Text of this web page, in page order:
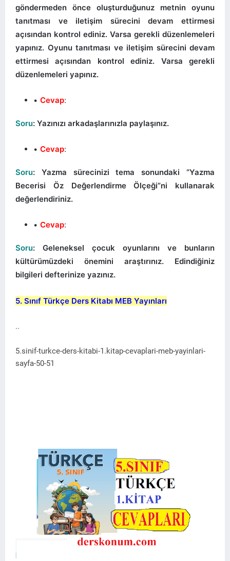
göndermeden önce oluşturduğunuz metnin oyunu
tanıtması ve iletişim sürecini devam ettirmesi
açısından kontrol ediniz. Varsa gerekli düzenlemeleri
yapınız. Oyunu tanıtması ve iletişim sürecini devam
ettirmesi açısından kontrol ediniz. Varsa gerekli
düzenlemeleri yapınız.
Cevap:
Soru: Yazınızı arkadaşlarınızla paylaşınız.
Cevap:
Soru: Yazma sürecinizi tema sonundaki “Yazma
Becerisi Öz Değerlendirme Ölçeği”ni kullanarak
değerlendiriniz.
Cevap:
Soru: Geleneksel çocuk oyunlarını ve bunların
kültürümüzdeki önemini araştırınız. Edindiğiniz
bilgileri defterinize yazınız.
5. Sınıf Türkçe Ders Kitabı MEB Yayınları
..
5.sinif-turkce-ders-kitabi-1.kitap-cevaplari-meb-yayinlari-
sayfa-50-51